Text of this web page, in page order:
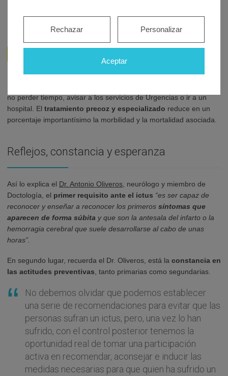
levantar un brazo…
Puede ser un ictus. Es
seis horas, por lo que
no perder tiempo, avisar a los servicios de Urgencias o ir a un
hospital. El tratamiento precoz y especializado reduce en un
porcentaje importantísimo la morbilidad y la mortalidad asociada.
Reflejos, constancia y esperanza
Así lo explica el Dr. Antonio Oliveros, neurólogo y miembro de
Doctología, el primer requisito ante el ictus “es ser capaz de
reconocer y enseñar a reconocer los primeros síntomas que
aparecen de forma súbita y que son la antesala del infarto o la
hemorragia cerebral que suele desarrollarse al cabo de unas
horas”.
En segundo lugar, recuerda el Dr. Oliveros, está la constancia en
las actitudes preventivas, tanto primarias como segundarias.
No debemos olvidar que podemos establecer
una serie de recomendaciones para evitar que las
personas sufran un ictus, pero, una vez lo han
sufrido, con el control posterior tenemos la
oportunidad real de tomar una participación
activa en recomendar, aconsejar e inducir las
medidas necesarias para que quien ha sufrido un
Aceptar
Rechazar Personalizar